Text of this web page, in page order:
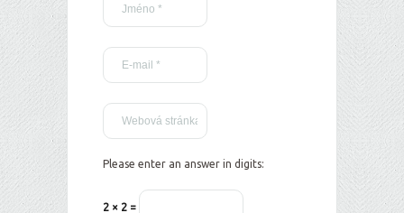
Please enter an answer in digits:
2 × 2 =